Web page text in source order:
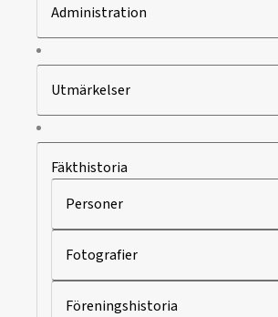
Administration
Utmärkelser
Fäkthistoria
Personer
Fotografier
Föreningshistoria